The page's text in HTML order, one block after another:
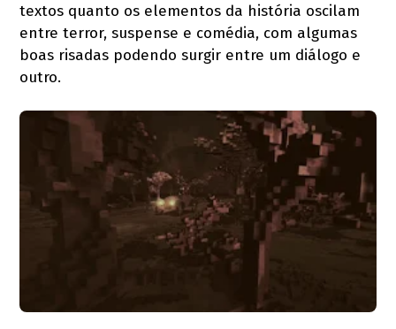
textos quanto os elementos da história oscilam
entre terror, suspense e comédia, com algumas
boas risadas podendo surgir entre um diálogo e
outro.